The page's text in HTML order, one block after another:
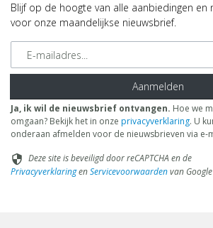
Blijf op de hoogte van alle aanbiedingen en
voor onze maandelijkse nieuwsbrief.
E-mailadres
Aanmelden
Ja, ik wil de nieuwsbrief ontvangen. Hoe we
omgaan? Bekijk het in onze privacyverklaring. U
onderaan afmelden voor de nieuwsbrieven via e-
security Deze site is beveiligd door reCAPTCHA en de
PrivacyverklaringenServicevoorwaardenvan